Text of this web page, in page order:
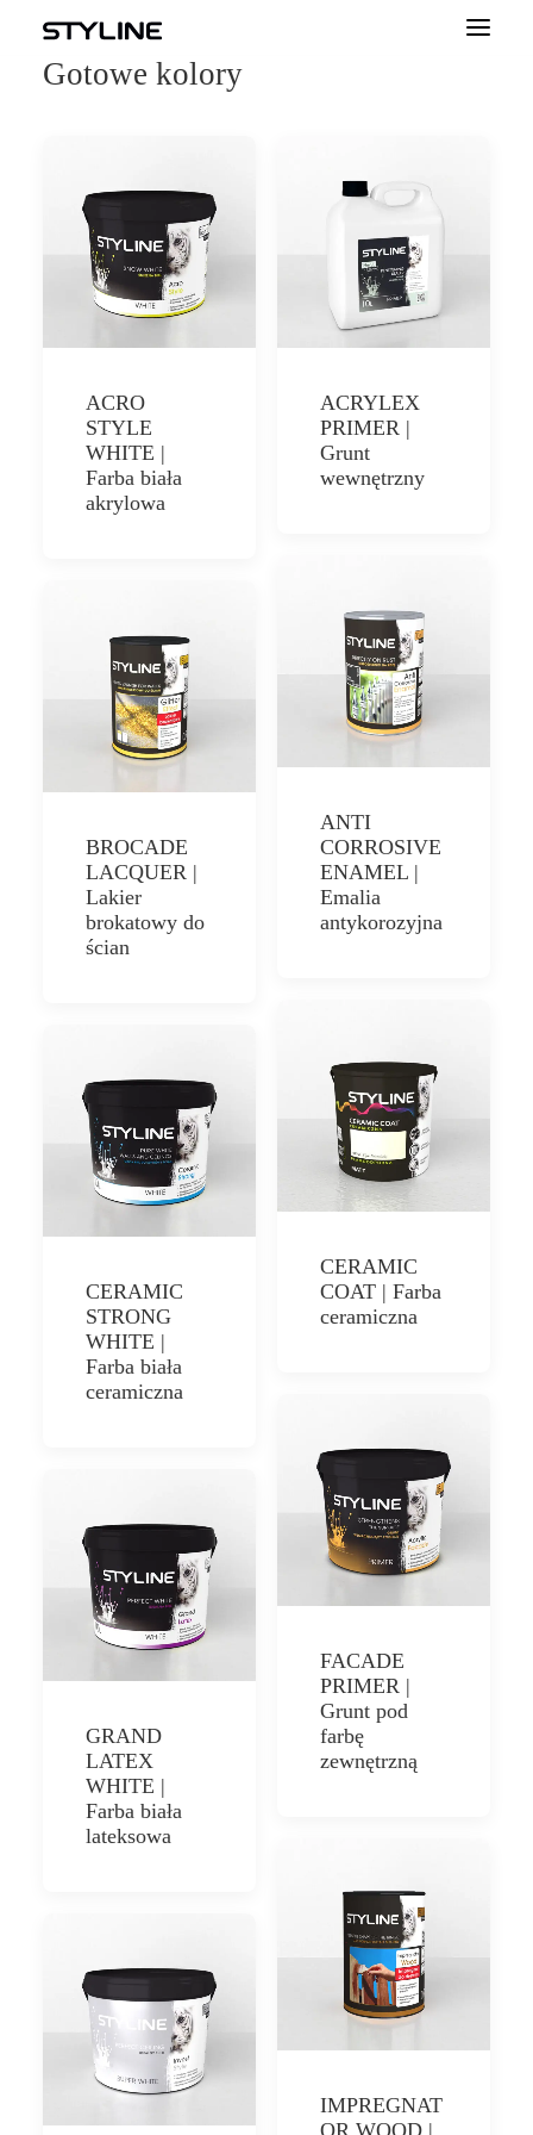
PRODUKTY
PALETA KOLORÓW
KALKULATOR
KONTAKT
DLA PROFESJONALISTÓW
Gotowe kolory
ACRO
STYLE
WHITE |
Farba biała
akrylowa
ACRYLEX
PRIMER |
Grunt
wewnętrzny
ANTI
CORROSIVE
ENAMEL |
Emalia
antykorozyjna
BROCADE
LACQUER |
Lakier
brokatowy do
ścian
CERAMIC
COAT | Farba
ceramiczna
CERAMIC
STRONG
WHITE |
Farba biała
ceramiczna
FACADE
PRIMER |
Grunt pod
farbę
zewnętrzną
GRAND
LATEX
WHITE |
Farba biała
lateksowa
IMPREGNAT
OR WOOD |